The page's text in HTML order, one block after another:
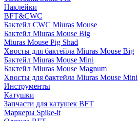
Наклейки
BFT&CWC
Бактейл CWC Miuras Mouse
Бактейл Miuras Mouse Big
Miuras Mouse Pig Shad
Хвосты для бактейла Miuras Mouse Big
Бактейл Miuras Mouse Mini
Бактейл Miuras Mouse Magnum
Хвосты для бактейла Miuras Mouse Mini
Инструменты
Катушки
Запчасти для катушек BFT
Маркеры Spike-it